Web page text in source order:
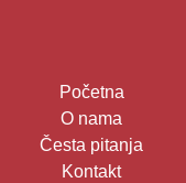
Početna
O nama
Česta pitanja
Kontakt